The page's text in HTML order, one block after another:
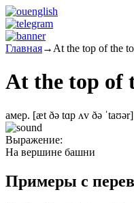
Главная→ At the top of the
At the top of
амер. [æt ðə tɑp ʌv ðə ˈtaʊər]
Выражение:
На вершине башни
Примеры с